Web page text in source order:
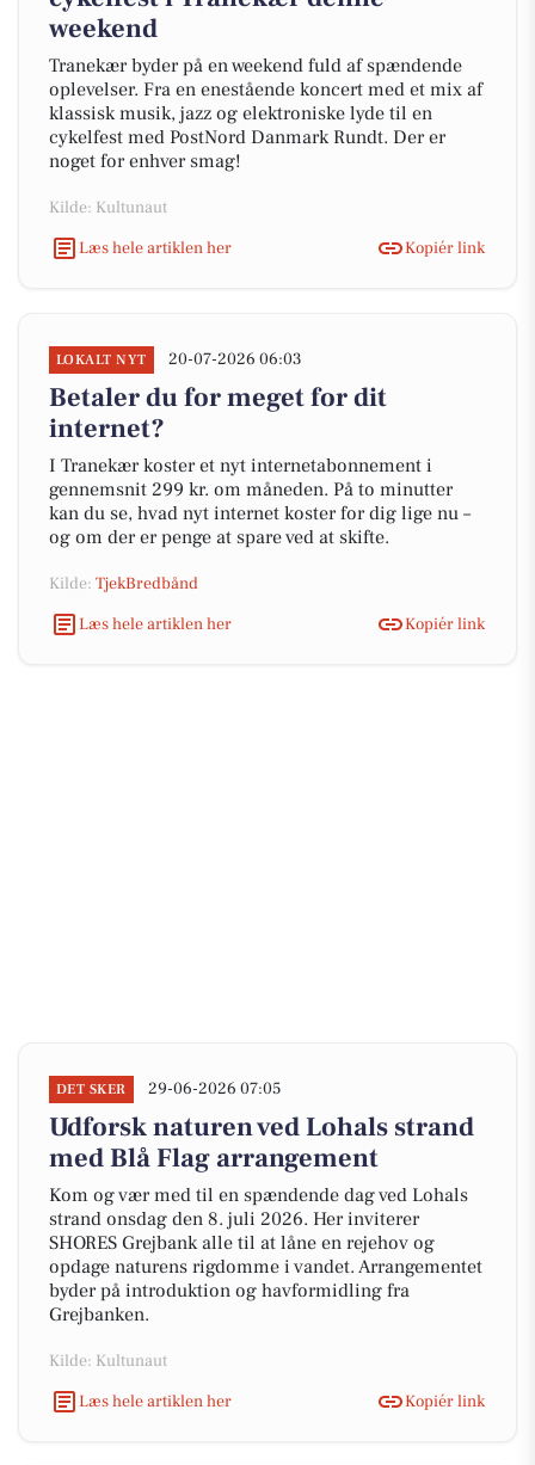
weekend
Tranekær byder på en weekend fuld af spændende
oplevelser. Fra en enestående koncert med et mix af
klassisk musik, jazz og elektroniske lyde til en
cykelfest med PostNord Danmark Rundt. Der er
noget for enhver smag!
Kilde: Kultunaut
Læs hele artiklen her
Kopiér link
LOKALT NYT 20-07-2026 06:03
Betaler du for meget for dit
internet?
I Tranekær koster et nyt internetabonnement i
gennemsnit 299 kr. om måneden. På to minutter
kan du se, hvad nyt internet koster for dig lige nu –
og om der er penge at spare ved at skifte.
Kilde: TjekBredbånd
Læs hele artiklen her
Kopiér link
DET SKER 29-06-2026 07:05
Udforsk naturen ved Lohals strand
med Blå Flag arrangement
Kom og vær med til en spændende dag ved Lohals
strand onsdag den 8. juli 2026. Her inviterer
SHORES Grejbank alle til at låne en rejehov og
opdage naturens rigdomme i vandet. Arrangementet
byder på introduktion og havformidling fra
Grejbanken.
Kilde: Kultunaut
Læs hele artiklen her
Kopiér link